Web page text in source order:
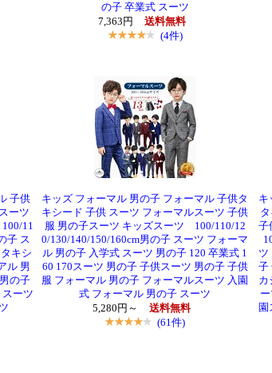
の子 卒業式 スーツ
7,363円
送料無料
(4件)
子供
ーツ
11
子 ス
キシ
ル 男
の子
ーツ
キッズ フォーマル 男の子 フォーマル 子供タ
キシード 子供 スーツ フォーマルスーツ 子供
服 男の子スーツ キッズスーツ 100/110/12
0/130/140/150/160cm男の子 スーツ フォーマ
ル 男の子 入学式 スーツ 男の子 120 卒業式 1
60 170スーツ 男の子 子供スーツ 男の子 子供
服 フォーマル 男の子 フォーマルスーツ 入園
式 フォーマル 男の子 スーツ
5,280円～
送料無料
(61件)
キ
子
ツ
子
カ
園